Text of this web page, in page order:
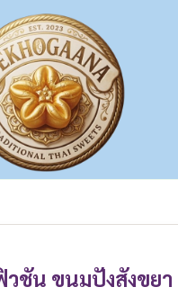
ชัน ขนมปังสังขยา